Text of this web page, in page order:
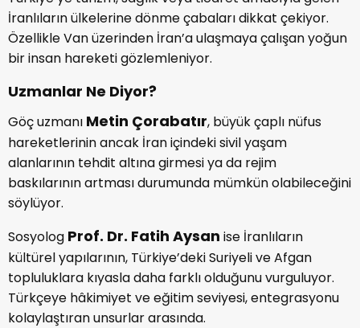
İranlıların ülkelerine dönme çabaları dikkat çekiyor.
Özellikle Van üzerinden İran’a ulaşmaya çalışan yoğun
bir insan hareketi gözlemleniyor.
Uzmanlar Ne Diyor?
Göç uzmanı Metin Çorabatır, büyük çaplı nüfus
hareketlerinin ancak İran içindeki sivil yaşam
alanlarının tehdit altına girmesi ya da rejim
baskılarının artması durumunda mümkün olabileceğini
söylüyor.
Sosyolog Prof. Dr. Fatih Aysan ise İranlıların
kültürel yapılarının, Türkiye’deki Suriyeli ve Afgan
topluluklara kıyasla daha farklı olduğunu vurguluyor.
Türkçeye hâkimiyet ve eğitim seviyesi, entegrasyonu
kolaylaştıran unsurlar arasında.